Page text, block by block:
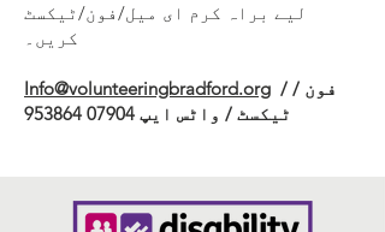
لیے براہ کرم ای میل/فون/ٹیکسٹ
کریں۔
Info@volunteeringbradford.org / فون /
ٹیکسٹ / واٹس ایپ 07904 953864